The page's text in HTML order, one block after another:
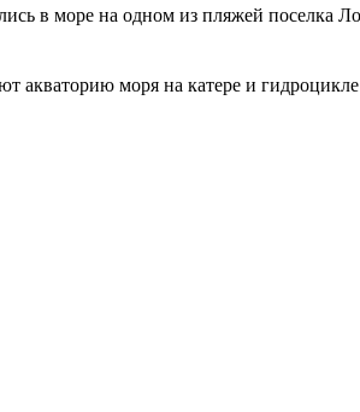
в море на одном из пляжей поселка
акваторию моря на катере и